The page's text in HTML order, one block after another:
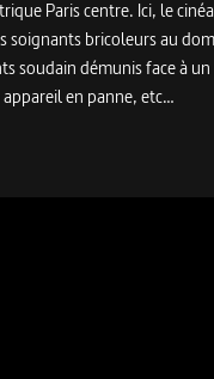
Paris centre. Ici, le
soignants bricoleurs au
soudain démunis face à
en panne, etc…
section gauche